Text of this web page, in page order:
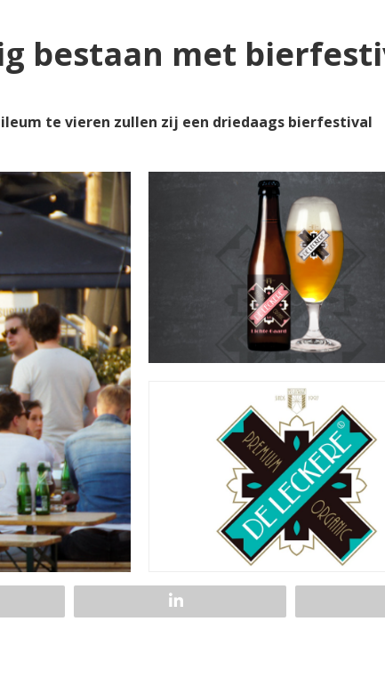
bestaan met
te vieren zullen zij een driedaags bierfestival